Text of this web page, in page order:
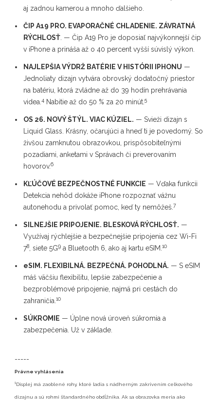
aj zadnou kamerou a mnoho ďalšieho.
ČIP A19 PRO. EVAPORAČNÉ CHLADENIE. ZÁVRATNÁ
RÝCHLOSŤ . — Čip A19 Pro je doposiaľ najvýkonnejší čip
v iPhone a prináša až o 40 percent vyšší súvislý výkon.
NAJLEPŠIA VÝDRŽ BATÉRIE V HISTÓRII IPHONU —
Jednoliaty dizajn vytvára obrovský dodatočný priestor
na batériu, ktorá zvládne až do 39 hodín prehrávania
videa. 4 Nabitie až do 50 % za 20 minút. 5
OS 26. NOVÝ ŠTÝL. VIAC KÚZIEL. — Svieži dizajn s
Liquid Glass. Krásny, očarujúci a hneď ti je povedomý. So
živšou zamknutou obrazovkou, prispôsobiteľnými
pozadiami, anketami v Správach či preverovaním
hovorov.6
KĽÚČOVÉ BEZPEČNOSTNÉ FUNKCIE — Vďaka funkcii
Detekcia nehôd dokáže iPhone rozpoznať vážnu
autonehodu a privolať pomoc, keď ty nemôžeš. 7
SILNEJŠIE PRIPOJENIE. BLESKOVÁ RÝCHLOSŤ. —
Využívaj rýchlejšie a bezpečnejšie pripojenia cez Wi-Fi
78 , siete 5G9 a Bluetooth 6, ako aj kartu eSIM. 10
eSIM. FLEXIBILNÁ. BEZPEČNÁ. POHODLNÁ. — S eSIM
máš väčšiu flexibilitu, lepšie zabezpečenie a
bezproblémové pripojenie, najmä pri cestách do
zahraničia. 10
SÚKROMIE — Úplne nová úroveň súkromia a
zabezpečenia. Už v základe.
-----
Právne vyhlásenia
1Displej má zaoblené rohy, ktoré ladia s nádherným zakrivením celkového
dizajnu a sú rohmi štandardného obdĺžnika. Ak sa obrazovka meria ako